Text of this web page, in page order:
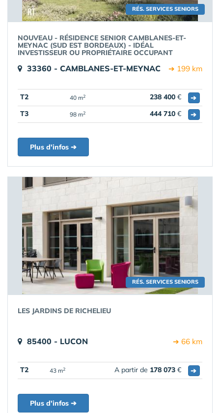
RÉS. SERVICES SENIORS
NOUVEAU - RÉSIDENCE SENIOR CAMBLANES-ET-
MEYNAC (SUD EST BORDEAUX) - IDÉAL
INVESTISSEUR OU PROPRIÉTAIRE OCCUPANT
33360 - CAMBLANES-ET-MEYNAC ➔ 199 km
T2 40 m2 238 400 €
➔
T3
98 m2 444 710 € ➔
Plus d'infos ➔
RÉS. SERVICES SENIORS
LES JARDINS DE RICHELIEU
85400 - LUCON ➔ 66 km
T2 43 m2 A partir de 178 073 € ➔
Plus d'infos ➔